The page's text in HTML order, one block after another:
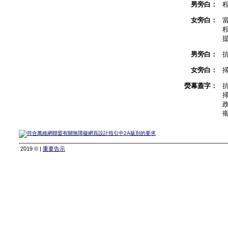
男旁白：
女旁白：
男旁白：
女旁白：
熒幕蓋字：
2019 © | 重要告示